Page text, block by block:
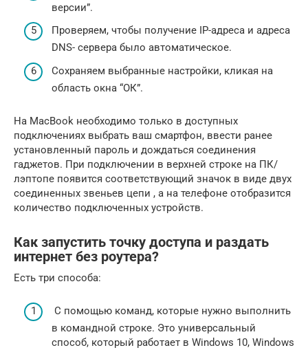
версии”.
Проверяем, чтобы получение IP-адреса и адреса
DNS- сервера было автоматическое.
Сохраняем выбранные настройки, кликая на
область окна “ОК”.
На MacBook необходимо только в доступных
подключениях выбрать ваш смартфон, ввести ранее
установленный пароль и дождаться соединения
гаджетов. При подключении в верхней строке на ПК/
лэптопе появится соответствующий значок в виде двух
соединенных звеньев цепи , а на телефоне отобразится
количество подключенных устройств.
Как запустить точку доступа и раздать
интернет без роутера?
Есть три способа:
С помощью команд, которые нужно выполнить
в командной строке. Это универсальный
способ, который работает в Windows 10, Windows